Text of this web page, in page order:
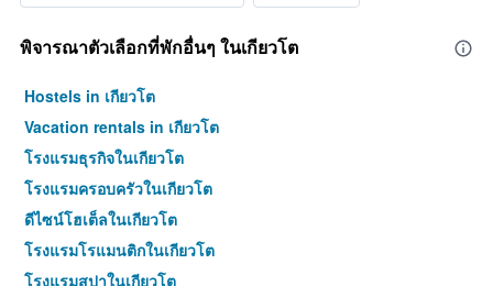
พิจารณาตัวเลือกที่พักอื่นๆ ในเกียวโต
Hostels in เกียวโต
Vacation rentals in เกียวโต
โรงแรมธุรกิจในเกียวโต
โรงแรมครอบครัวในเกียวโต
ดีไซน์โฮเต็ลในเกียวโต
โรงแรมโรแมนติกในเกียวโต
โรงแรมสปาในเกียวโต